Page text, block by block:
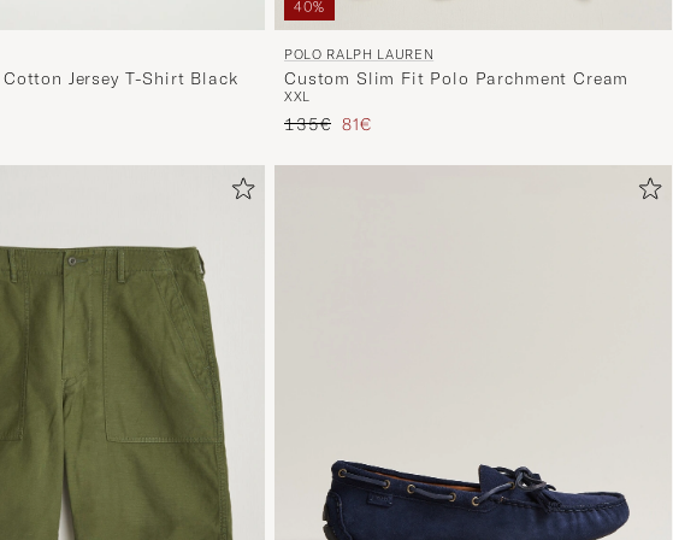
Jersey T-Shirt Black
40%
POLO RALPH LAUREN
Custom Slim Fit Polo Parchment Cream
XXL
Prezzo ordinario
135€ Prezzo ridotto
81€